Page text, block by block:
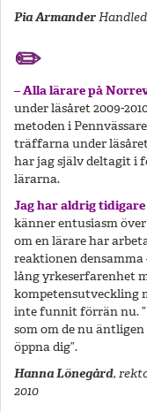
Pia Armander
✏️
– Alla lärare på
under läsåret 2009-
metoden i
träffarna under
har jag själv deltagit i
lärarna.
Jag har aldrig
känner entusiasm
om en lärare har
reaktionen
lång yrkeserfarenhet
kompetensutveckling
inte funnit förrän nu.
som om de nu
öppna dig”.
Hanna Lönegård,
2010